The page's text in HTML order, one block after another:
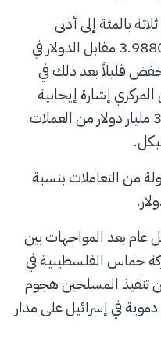
بالمئة إلى أدنى
مستوى في نحو ثمانية أعوام عند 3.9880 مقابل الدولار في
قليلاً بعد ذلك في
إشارة إيجابية
بالإعلان عن نية بيع ما يصل إلى 30 مليار دولار من العملات
من التعاملات بنسبة
بعد المواجهات بين
حماس الفلسطينية في
تنفيذ المسلحين هجوم
في إسرائيل على مدار